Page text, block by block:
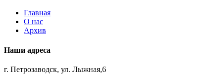
Главная
О нас
Архив
Наши адреса
г. Петрозаводск, ул. Лыжная,6